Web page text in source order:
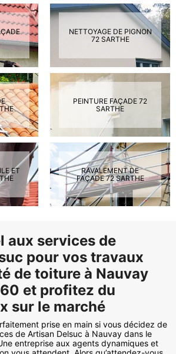
NETTOYAGE DE PIGNON
72 SARTHE
PEINTURE FAÇADE 72
SARTHE
ET
RAVALEMENT DE
FAÇADE 72 SARTHE
aux services de
pour vos travaux
de toiture à Nauvay
et profitez du
sur le marché
prise en main si vous décidez de
de Artisan Delsuc à Nauvay dans le
entreprise aux agents dynamiques et